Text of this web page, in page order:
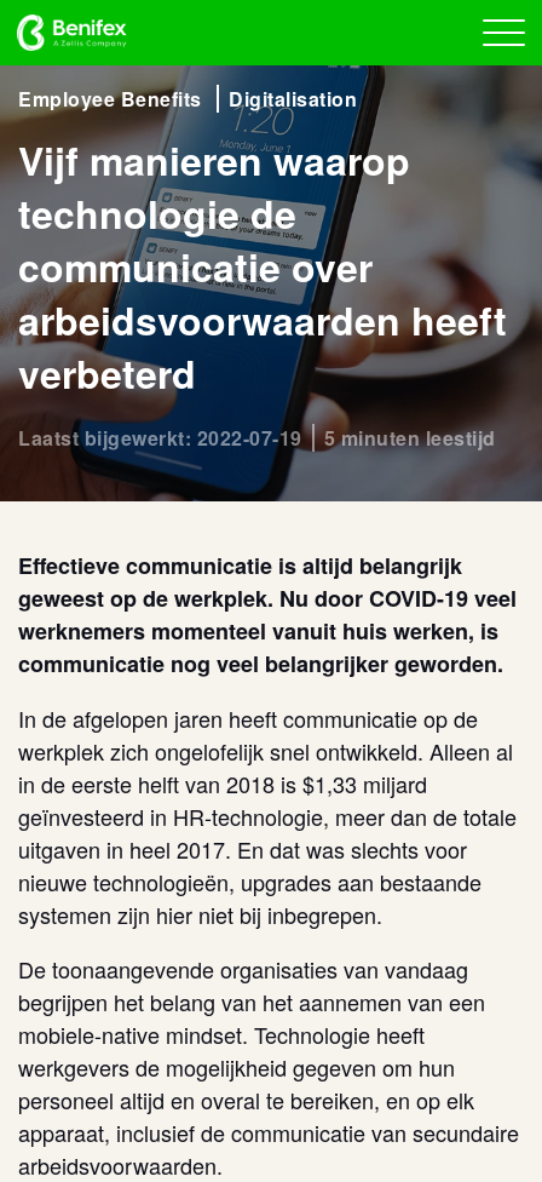
Employee Benefits Digitalisation
Vijf manieren waarop
technologie de
communicatie over
arbeidsvoorwaarden heeft
verbeterd
Laatst bijgewerkt: 2022-07-19 5 minuten leestijd
Effectieve communicatie is altijd belangrijk
geweest op de werkplek. Nu door COVID-19 veel
werknemers momenteel vanuit huis werken, is
communicatie nog veel belangrijker geworden.
In de afgelopen jaren heeft communicatie op de
werkplek zich ongelofelijk snel ontwikkeld. Alleen al
in de eerste helft van 2018 is $1,33 miljard
geïnvesteerd in HR-technologie, meer dan de totale
uitgaven in heel 2017. En dat was slechts voor
nieuwe technologieën, upgrades aan bestaande
systemen zijn hier niet bij inbegrepen.
De toonaangevende organisaties van vandaag
begrijpen het belang van het aannemen van een
mobiele-native mindset. Technologie heeft
werkgevers de mogelijkheid gegeven om hun
personeel altijd en overal te bereiken, en op elk
apparaat, inclusief de communicatie van secundaire
arbeidsvoorwaarden.